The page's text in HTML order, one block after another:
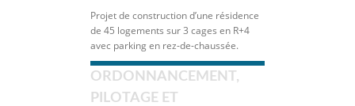
Projet de construction d’une résidence
de 45 logements sur 3 cages en R+4
avec parking en rez-de-chaussée.
ORDONNANCEMENT,
PILOTAGE ET